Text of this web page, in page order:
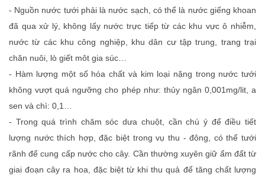
- Nguồn nước tưới phải là nước sạch, có thể là nước giếng khoan
đã qua xử lý, không lấy nước trực tiếp từ các khu vực ô nhiễm,
nước từ các khu công nghiệp, khu dân cư tập trung, trang trại
chăn nuôi, lò giết môt gia súc…
- Hàm lượng một số hóa chất và kim loại nặng trong nước tưới
không vượt quá ngưỡng cho phép như: thủy ngân 0,001mg/lit, a
sen và chì: 0,1…
- Trong quá trình chăm sóc dưa chuột, cần chú ý để điều tiết
lượng nước thích hợp, đặc biệt trong vụ thu - đông, có thể tưới
rãnh để cung cấp nước cho cây. Cần thường xuyên giữ ẩm đất từ
giai đoạn cây ra hoa, đặc biệt từ khi thu quả để tăng chất lượng